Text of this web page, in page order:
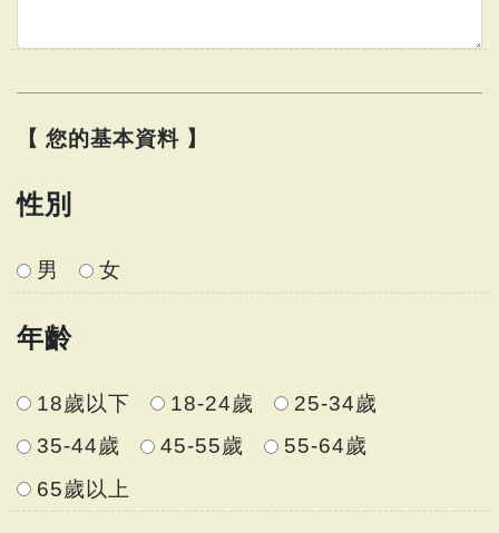
【 您的基本資料 】
性別
男 女
年齡
18歲以下 18-24歲
25-34歲
35-44歲
45-55歲
55-64歲
65歲以上